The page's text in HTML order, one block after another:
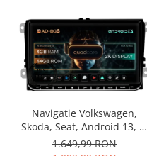
Navigatie Volkswagen,
Skoda, Seat, Android 13, S-
Quadcore / 4GB RAM +
1.649,99 RON